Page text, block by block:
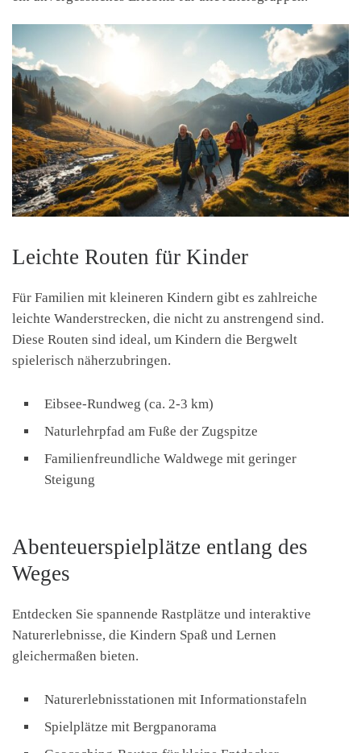
Leichte Routen für Kinder
Für Familien mit kleineren Kindern gibt es zahlreiche
leichte Wanderstrecken, die nicht zu anstrengend sind.
Diese Routen sind ideal, um Kindern die Bergwelt
spielerisch näherzubringen.
Eibsee-Rundweg (ca. 2-3 km)
Naturlehrpfad am Fuße der Zugspitze
Familienfreundliche Waldwege mit geringer
Steigung
Abenteuerspielplätze entlang des
Weges
Entdecken Sie spannende Rastplätze und interaktive
Naturerlebnisse, die Kindern Spaß und Lernen
gleichermaßen bieten.
Naturerlebnisstationen mit Informationstafeln
Spielplätze mit Bergpanorama